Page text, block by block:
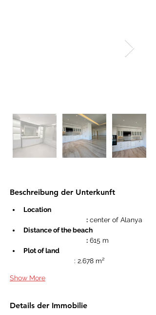
Beschreibung der Unterkunft
Location
: center of Alanya
Distance of the beach
: 615 m
Plot of land
: 2.678 m²
Show More
Details der Immobilie